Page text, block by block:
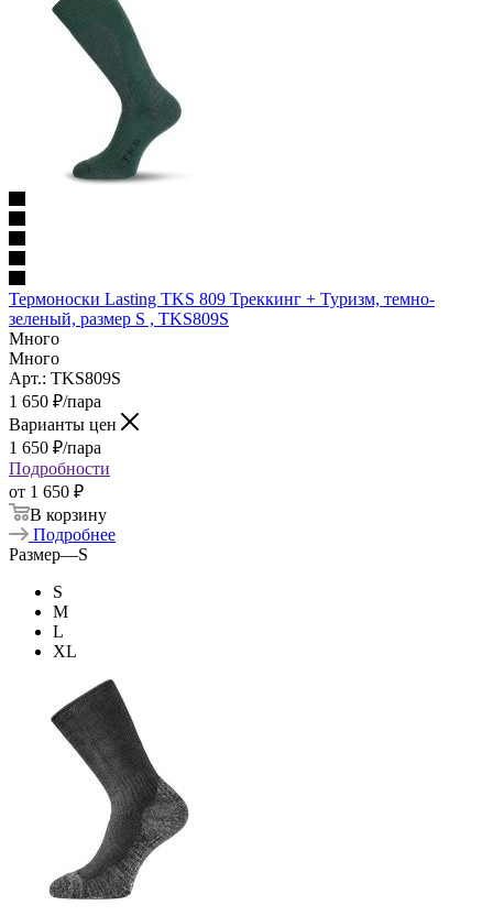
Термоноски Lasting TKS 809 Треккинг + Туризм, темно-
зеленый, размер S , TKS809S
Много
Много
Арт.: TKS809S
1 650 ₽/пара
Варианты цен
1 650 ₽/пара
Подробности
от 1 650 ₽
В корзину
Подробнее
Размер—S
S
M
L
XL